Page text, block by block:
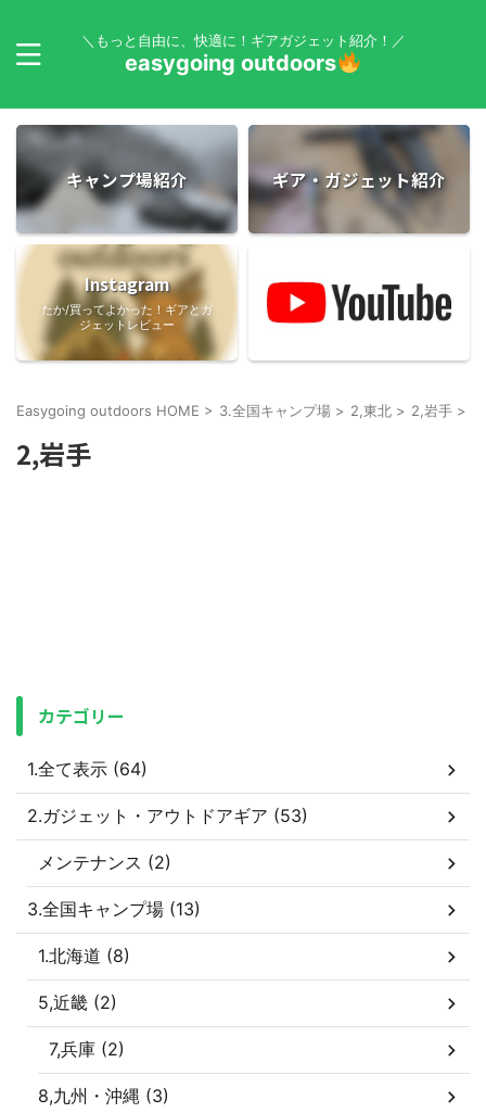
＼もっと自由に、快適に！ギアガジェット紹介！／
easygoing outdoors
キャンプ場紹介 ギア・ガジェット紹介
Instagram
たか/買ってよかった！ギアとガ
ジェットレビュー
Easygoing outdoors HOME > 3.全国キャンプ場 > 2,東北 > 2,岩手 >
2,岩手
カテゴリー
1.全て表示 (64)
2.ガジェット・アウトドアギア (53)
メンテナンス (2)
3.全国キャンプ場 (13)
1.北海道 (8)
5,近畿 (2)
7,兵庫 (2)
8,九州・沖縄 (3)